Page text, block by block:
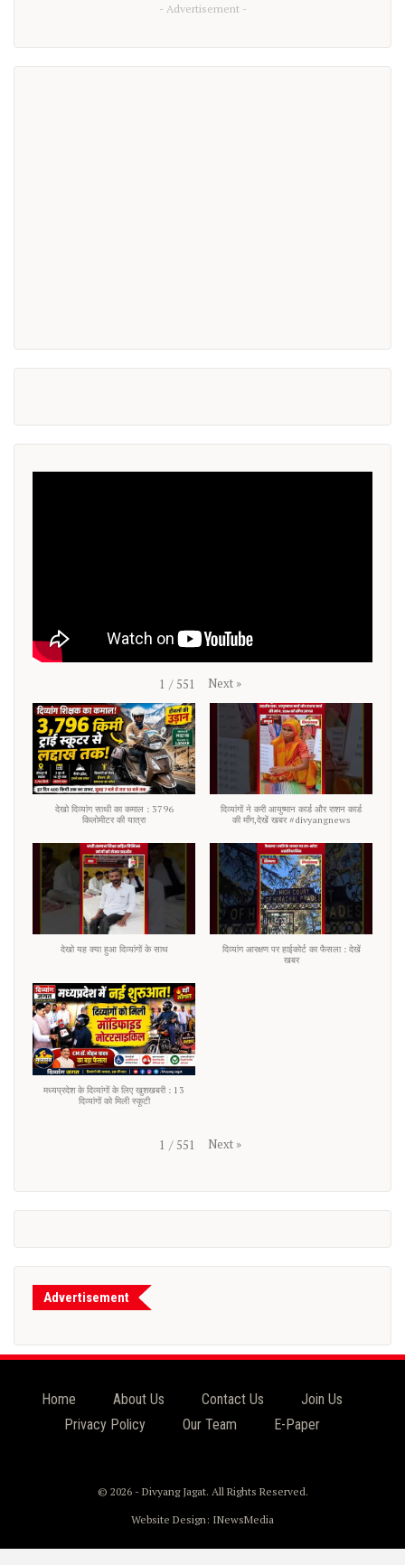
- Advertisement -
1 / 551 Next »
देखो दिव्यांग साथी का कमाल : 3796
किलोमीटर की यात्रा
दिव्यांगों ने करी आयुष्मान कार्ड और राशन कार्ड
की माँग,देखें खबर #divyangnews
देखो यह क्या हुआ दिव्यांगों के साथ
दिव्यांग आरक्षण पर हाईकोर्ट का फैसला : देखें
खबर
मध्यप्रदेश के दिव्यांगों के लिए खुशखबरी : 13
दिव्यांगों को मिली स्कूटी
1 / 551 Next »
Advertisement
Home About Us Contact Us
Join Us
Privacy Policy
Our Team E-Paper
© 2026 - Divyang Jagat. All Rights Reserved.
Website Design: INewsMedia